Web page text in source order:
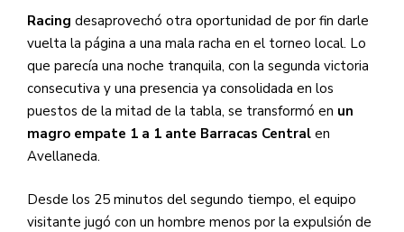
Racing desaprovechó otra oportunidad de por fin darle
vuelta la página a una mala racha en el torneo local. Lo
que parecía una noche tranquila, con la segunda victoria
consecutiva y una presencia ya consolidada en los
puestos de la mitad de la tabla, se transformó en un
magro empate 1 a 1 ante Barracas Central en
Avellaneda.
Desde los 25 minutos del segundo tiempo, el equipo
visitante jugó con un hombre menos por la expulsión de